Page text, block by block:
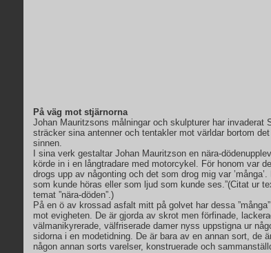
På väg mot stjärnorna
Johan Mauritzsons målningar och skulpturer har invaderat
sträcker sina antenner och tentakler mot världar bortom
sinnen.
I sina verk gestaltar Johan Mauritzson en nära-
körde in i en långtradare med motorcykel. För honom var
drogs upp av någonting och det som drog mig var ’många’.
som kunde höras eller som ljud som kunde ses.”(Citat ur
temat ”nära-döden”.)
På en ö av krossad asfalt mitt på golvet har dessa
mot evigheten. De är gjorda av skrot men förfinade,
välmanikyrerade, välfriserade damer nyss uppstigna ur
sidorna i en modetidning. De är bara av en annan sort, de
någon annan sorts varelser, konstruerade och